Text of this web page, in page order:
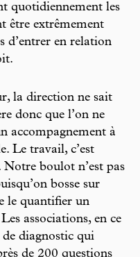
quotidiennement les
être extrêmement
d’entrer en relation
la direction ne sait
donc que l’on ne
accompagnement à
Le travail, c’est
boulot n’est pas
bosse sur
le quantifier un
associations, en ce
diagnostic qui
de 200 questions